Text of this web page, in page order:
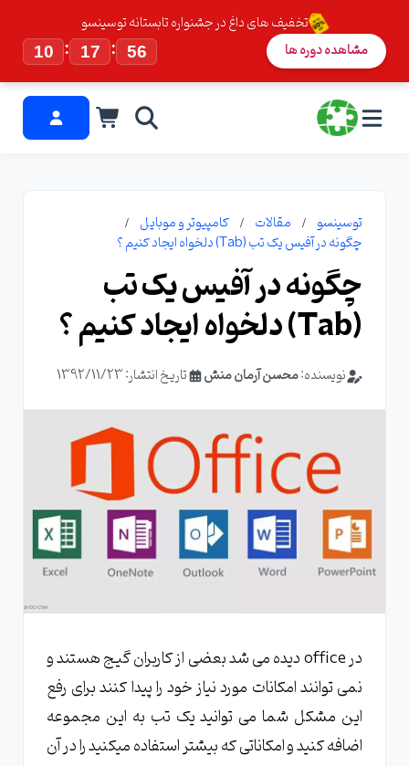
تخفیف های داغ در جشنواره تابستانه توسینسو
10
: 17 : 56 مشاهده دوره ها
توسینسو مقالات
کامپیوتر و موبایل
چگونه در آفیس یک تب (Tab) دلخواه ایجاد کنیم ؟
چگونه در آفیس یک تب
(Tab) دلخواه ایجاد کنیم ؟
نویسنده:محسن آرمان منش تاریخ انتشار: 1392/11/23
در office دیده می شد بعضی از کاربران گیج هستند و
نمی توانند امکانات مورد نیاز خود را پیدا کنند برای رفع
این مشکل شما می توانید یک تب به این مجموعه
اضافه کنید و امکاناتی که بیشتر استفاده میکنید را در آن